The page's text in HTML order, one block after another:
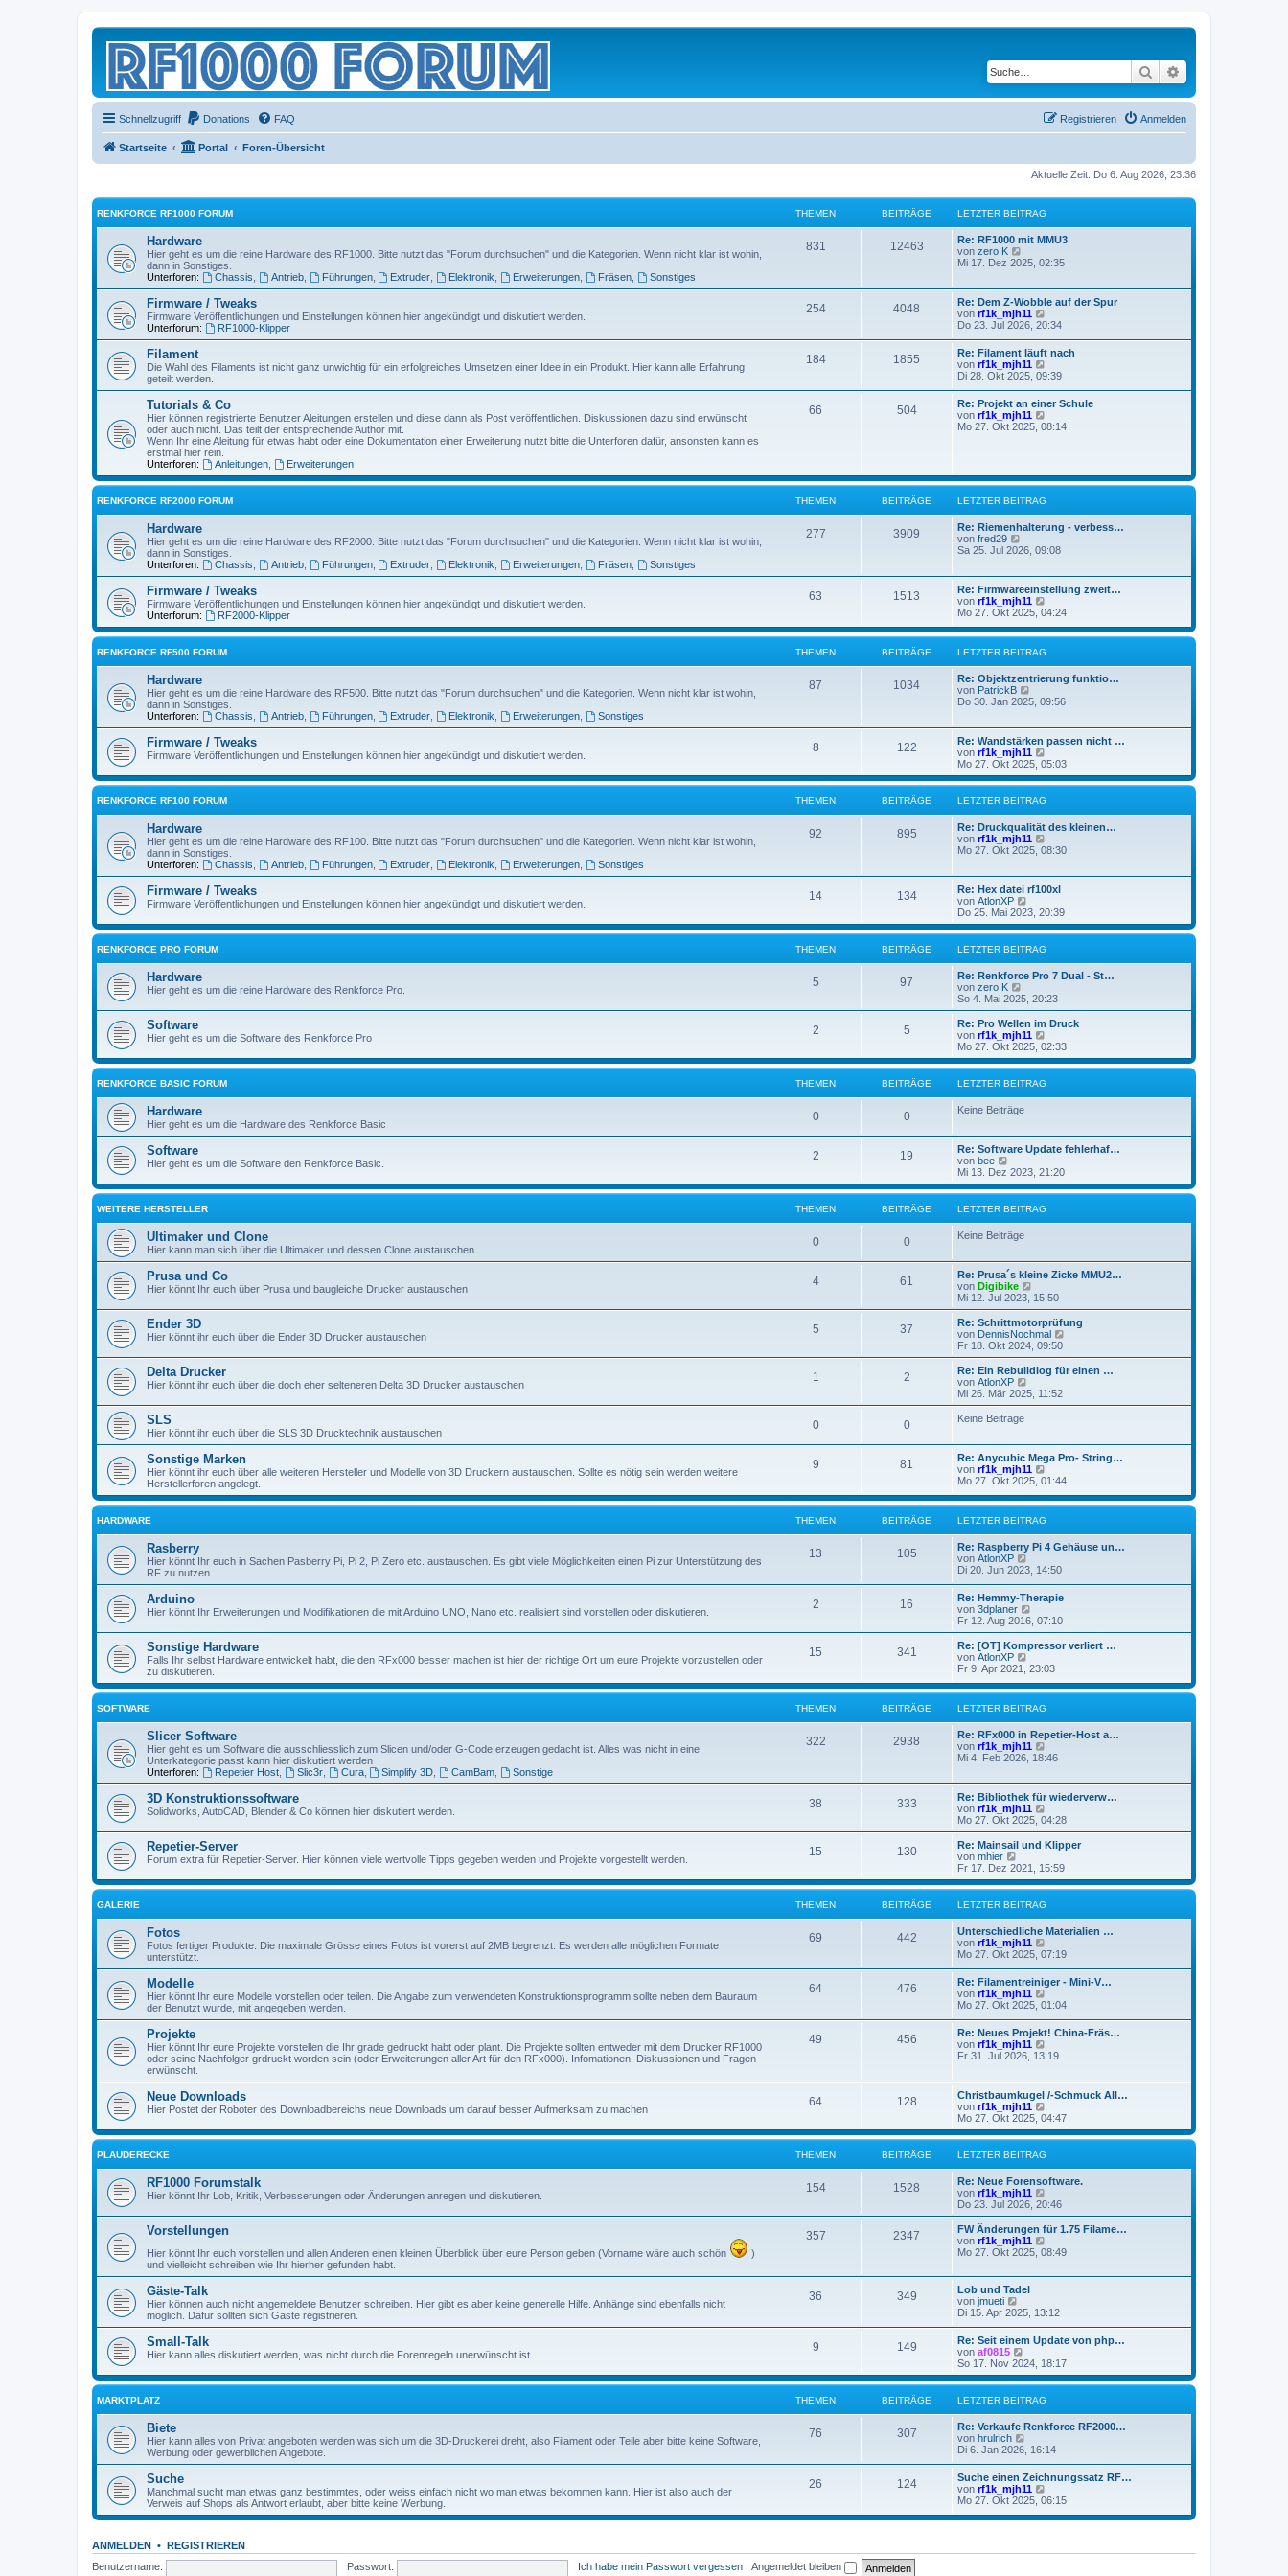
Suche
Schnellzugriff Donations FAQ Anmelden
Registrieren
Startseite Portal Foren-Übersicht
Aktuelle Zeit: Do 6. Aug 2026, 23:36
RENKFORCE RF1000 FORUM THEMEN BEITRÄGE LETZTER BEITRAG
Hardware
Hier geht es um die reine Hardware des RF1000. Bitte nutzt das "Forum durchsuchen" und die Kategorien. Wenn nicht klar ist wohin,
dann in Sonstiges.
Unterforen:
Chassis Antrieb, Führungen, Extruder Elektronik Erweiterungen Fräsen, Sonstiges
831 12463
Re: RF1000 mit MMU3
von zero K
e
s
t
e
r
B
e
i
t
r
a
g
Mi 17. Dez 2025, 02:35
Firmware / Tweaks
Firmware Veröffentlichungen und Einstellungen können hier angekündigt und diskutiert werden.
Unterforum:
RF1000-Klipper
254 4048
Re: Dem Z-Wobble auf der Spur
von rf1k_mjh11
e
s
t
e
r
B
i
g
Do 23. Jul 2026, 20:34
Filament
Die Wahl des Filaments ist nicht ganz unwichtig für ein erfolgreiches Umsetzen einer Idee in ein Produkt. Hier kann alle Erfahrung
geteilt werden.
184 1855
Re: Filament läuft nach
von rf1k_mjh11
e
s
t
e
i
t
a
g
Di 28. Okt 2025, 09:39
Tutorials & Co
Hier können registrierte Benutzer Aleitungen erstellen und diese dann als Post veröffentlichen. Diskussionen dazu sind erwünscht
oder auch nicht. Das teilt der entsprechende Author mit.
Wenn Ihr eine Aleitung für etwas habt oder eine Dokumentation einer Erweiterung nutzt bitte die Unterforen dafür, ansonsten kann es
erstmal hier rein.
Unterforen:
Anleitungen, Erweiterungen
66 504
Re: Projekt an einer Schule
von rf1k_mjh11
e
e
e
i
r
g
Mo 27. Okt 2025, 08:14
RENKFORCE RF2000 FORUM THEMEN BEITRÄGE LETZTER BEITRAG
Hardware
Hier geht es um die reine Hardware des RF2000. Bitte nutzt das "Forum durchsuchen" und die Kategorien. Wenn nicht klar ist wohin,
dann in Sonstiges.
Unterforen:
Chassis Antrieb, Führungen, Extruder Elektronik Erweiterungen Fräsen, Sonstiges
277 3909
Re: Riemenhalterung - verbess…
von fred29
e
t
e
r
B
e
i
t
r
a
g
Sa 25. Jul 2026, 09:08
Firmware / Tweaks
Firmware Veröffentlichungen und Einstellungen können hier angekündigt und diskutiert werden.
Unterforum:
RF2000-Klipper
63 1513
Re: Firmwareeinstellung zweit…
von rf1k_mjh11
e
e
e
r
e
t
r
a
g
Mo 27. Okt 2025, 04:24
RENKFORCE RF500 FORUM THEMEN BEITRÄGE LETZTER BEITRAG
Hardware
Hier geht es um die reine Hardware des RF500. Bitte nutzt das "Forum durchsuchen" und die Kategorien. Wenn nicht klar ist wohin,
dann in Sonstiges.
Unterforen:
Chassis Antrieb, Führungen, Extruder Elektronik Erweiterungen Sonstiges
87 1034
Re: Objektzentrierung funktio…
von PatrickB
e
t
e
r
B
i
t
r
a
g
Do 30. Jan 2025, 09:56
Firmware / Tweaks
Firmware Veröffentlichungen und Einstellungen können hier angekündigt und diskutiert werden.
8 122
Re: Wandstärken passen nicht …
von rf1k_mjh11
e
u
e
r
e
t
r
g
Mo 27. Okt 2025, 05:03
RENKFORCE RF100 FORUM THEMEN BEITRÄGE LETZTER BEITRAG
Hardware
Hier geht es um die reine Hardware des RF100. Bitte nutzt das "Forum durchsuchen" und die Kategorien. Wenn nicht klar ist wohin,
dann in Sonstiges.
Unterforen:
Chassis Antrieb, Führungen, Extruder Elektronik Erweiterungen Sonstiges
92 895
Re: Druckqualität des kleinen…
von rf1k_mjh11
e
s
t
e
r
B
t
r
g
Mo 27. Okt 2025, 08:30
Firmware / Tweaks
Firmware Veröffentlichungen und Einstellungen können hier angekündigt und diskutiert werden.
14 134
Re: Hex datei rf100xl
von AtlonXP
e
u
e
s
r
e
i
t
r
a
g
Do 25. Mai 2023, 20:39
RENKFORCE PRO FORUM THEMEN BEITRÄGE LETZTER BEITRAG
Hardware
Hier geht es um die reine Hardware des Renkforce Pro.
5 97
Re: Renkforce Pro 7 Dual - St…
von zero K
e
u
e
s
t
r
B
e
i
t
a
g
So 4. Mai 2025, 20:23
Software
Hier geht es um die Software des Renkforce Pro
2 5
Re: Pro Wellen im Druck
von rf1k_mjh11
e
u
e
e
i
r
a
g
Mo 27. Okt 2025, 02:33
RENKFORCE BASIC FORUM THEMEN BEITRÄGE LETZTER BEITRAG
Hardware
Hier geht es um die Hardware des Renkforce Basic
0 0 Keine Beiträge
Software
Hier geht es um die Software den Renkforce Basic.
2 19
Re: Software Update fehlerhaf…
von bee
e
u
e
s
r
e
i
t
r
a
g
Mi 13. Dez 2023, 21:20
WEITERE HERSTELLER THEMEN BEITRÄGE LETZTER BEITRAG
Ultimaker und Clone
Hier kann man sich über die Ultimaker und dessen Clone austauschen
0 0 Keine Beiträge
Prusa und Co
Hier könnt Ihr euch über Prusa und baugleiche Drucker austauschen
4 61
Re: Prusa´s kleine Zicke MMU2…
von Digibike
e
u
e
s
e
r
B
i
g
Mi 12. Jul 2023, 15:50
Ender 3D
Hier könnt ihr euch über die Ender 3D Drucker austauschen
5 37
Re: Schrittmotorprüfung
von DennisNochmal
u
e
i
t
a
g
Fr 18. Okt 2024, 09:50
Delta Drucker
Hier könnt ihr euch über die doch eher selteneren Delta 3D Drucker austauschen
1 2
Re: Ein Rebuildlog für einen …
von AtlonXP
e
u
r
B
e
i
t
r
g
Mi 26. Mär 2025, 11:52
SLS
Hier könnt ihr euch über die SLS 3D Drucktechnik austauschen
0 0 Keine Beiträge
Sonstige Marken
Hier könnt ihr euch über alle weiteren Hersteller und Modelle von 3D Druckern austauschen. Sollte es nötig sein werden weitere
Herstellerforen angelegt.
9 81
Re: Anycubic Mega Pro- String…
von rf1k_mjh11
e
e
e
r
e
i
t
r
a
Mo 27. Okt 2025, 01:44
HARDWARE THEMEN BEITRÄGE LETZTER BEITRAG
Rasberry
Hier könnt Ihr euch in Sachen Pasberry Pi, Pi 2, Pi Zero etc. austauschen. Es gibt viele Möglichkeiten einen Pi zur Unterstützung des
RF zu nutzen.
13 105
Re: Raspberry Pi 4 Gehäuse un…
von AtlonXP
e
e
s
t
e
r
B
i
t
r
a
Di 20. Jun 2023, 14:50
Arduino
Hier könnt Ihr Erweiterungen und Modifikationen die mit Arduino UNO, Nano etc. realisiert sind vorstellen oder diskutieren.
2 16
Re: Hemmy-Therapie
von 3dplaner
e
u
e
t
r
e
i
t
r
a
Fr 12. Aug 2016, 07:10
Sonstige Hardware
Falls Ihr selbst Hardware entwickelt habt, die den RFx000 besser machen ist hier der richtige Ort um eure Projekte vorzustellen oder
zu diskutieren.
15 341
Re: [OT] Kompressor verliert …
von AtlonXP
e
e
t
e
r
B
e
t
r
a
g
Fr 9. Apr 2021, 23:03
SOFTWARE THEMEN BEITRÄGE LETZTER BEITRAG
Slicer Software
Hier geht es um Software die ausschliesslich zum Slicen und/oder G-Code erzeugen gedacht ist. Alles was nicht in eine
Unterkategorie passt kann hier diskutiert werden
Unterforen:
Repetier Host, Slic3r, Cura, Simplify 3D CamBam Sonstige
322 2938
Re: RFx000 in Repetier-Host a…
von rf1k_mjh11
e
e
r
B
e
t
r
a
Mi 4. Feb 2026, 18:46
3D Konstruktionssoftware
Solidworks, AutoCAD, Blender & Co können hier diskutiert werden.
38 333
Re: Bibliothek für wiederverw…
von rf1k_mjh11
e
u
e
t
r
i
t
a
g
Mo 27. Okt 2025, 04:28
Repetier-Server
Forum extra für Repetier-Server. Hier können viele wertvolle Tipps gegeben werden und Projekte vorgestellt werden.
15 130
Re: Mainsail und Klipper
von mhier
e
u
e
s
r
B
e
i
t
r
a
Fr 17. Dez 2021, 15:59
GALERIE THEMEN BEITRÄGE LETZTER BEITRAG
Fotos
Fotos fertiger Produkte. Die maximale Grösse eines Fotos ist vorerst auf 2MB begrenzt. Es werden alle möglichen Formate
unterstützt.
69 442
Unterschiedliche Materialien …
von rf1k_mjh11
e
s
t
e
r
B
i
r
a
g
Mo 27. Okt 2025, 07:19
Modelle
Hier könnt Ihr eure Modelle vorstellen oder teilen. Die Angabe zum verwendeten Konstruktionsprogramm sollte neben dem Bauraum
der Benutzt wurde, mit angegeben werden.
64 476
Re: Filamentreiniger - Mini-V…
von rf1k_mjh11
e
e
s
t
e
B
e
t
r
a
Mo 27. Okt 2025, 01:04
Projekte
Hier könnt Ihr eure Projekte vorstellen die Ihr grade gedruckt habt oder plant. Die Projekte sollten entweder mit dem Drucker RF1000
oder seine Nachfolger grdruckt worden sein (oder Erweiterungen aller Art für den RFx000). Infomationen, Diskussionen und Fragen
erwünscht.
49 456
Re: Neues Projekt! China-Fräs…
von rf1k_mjh11
e
s
t
e
r
B
t
r
g
Fr 31. Jul 2026, 13:19
Neue Downloads
Hier Postet der Roboter des Downloadbereichs neue Downloads um darauf besser Aufmerksam zu machen
64 128
Christbaumkugel /-Schmuck All…
von rf1k_mjh11
e
u
e
r
e
i
t
a
Mo 27. Okt 2025, 04:47
PLAUDERECKE THEMEN BEITRÄGE LETZTER BEITRAG
RF1000 Forumstalk
Hier könnt Ihr Lob, Kritik, Verbesserungen oder Änderungen anregen und diskutieren.
154 1528
Re: Neue Forensoftware.
von rf1k_mjh11
e
u
e
t
t
r
a
Do 23. Jul 2026, 20:46
Vorstellungen
Hier könnt Ihr euch vorstellen und allen Anderen einen kleinen Überblick über eure Person geben (Vorname wäre auch schön
)
und vielleicht schreiben wie Ihr hierher gefunden habt.
357 2347
FW Änderungen für 1.75 Filame…
von rf1k_mjh11
e
e
e
r
B
e
t
r
a
Mo 27. Okt 2025, 08:49
Gäste-Talk
Hier können auch nicht angemeldete Benutzer schreiben. Hier gibt es aber keine generelle Hilfe. Anhänge sind ebenfalls nicht
möglich. Dafür sollten sich Gäste registrieren.
36 349
Lob und Tadel
von jmueti
e
s
t
e
r
e
i
t
r
a
Di 15. Apr 2025, 13:12
Small-Talk
Hier kann alles diskutiert werden, was nicht durch die Forenregeln unerwünscht ist.
9 149
Re: Seit einem Update von php…
von af0815
e
u
e
s
r
B
e
i
t
r
a
So 17. Nov 2024, 18:17
MARKTPLATZ THEMEN BEITRÄGE LETZTER BEITRAG
Biete
Hier kann alles von Privat angeboten werden was sich um die 3D-Druckerei dreht, also Filament oder Teile aber bitte keine Software,
Werbung oder gewerblichen Angebote.
76 307
Re: Verkaufe Renkforce RF2000…
von hrulrich
e
e
s
t
e
r
i
Di 6. Jan 2026, 16:14
Suche
Manchmal sucht man etwas ganz bestimmtes, oder weiss einfach nicht wo man etwas bekommen kann. Hier ist also auch der
Verweis auf Shops als Antwort erlaubt, aber bitte keine Werbung.
26 124
Suche einen Zeichnungssatz RF…
von rf1k_mjh11
e
e
e
Mo 27. Okt 2025, 06:15
ANMELDEN • REGISTRIEREN
Benutzername:
Passwort: Ich habe mein Passwort vergessen Angemeldet bleiben